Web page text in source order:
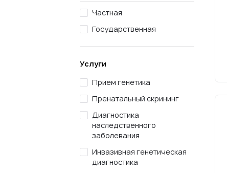
Частная
Государственная
Услуги
Прием генетика
Пренатальный скрининг
Диагностика
наследственного
заболевания
Инвазивная генетическая
диагностика